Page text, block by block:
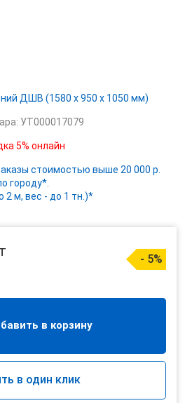
УТ000017079
5% онлайн
стоимостью выше 20 000 р.
городу*.
2 м, вес - до 1 тн.)*
- 5%
в корзину
в один клик